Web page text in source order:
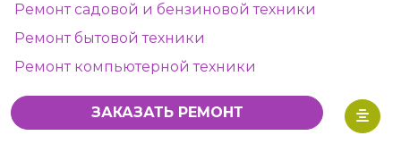
Ремонт садовой и бензиновой техники
Ремонт бытовой техники
Ремонт компьютерной техники
ЗАКАЗАТЬ РЕМОНТ